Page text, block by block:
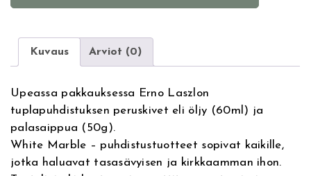
ä
i
e
n
h
n
h
n
t
a
z
o
W
h
i
t
n
i
e
:
Kuvaus Arviot (0)
Upeassa pakkauksessa Erno Laszlon
tuplapuhdistuksen peruskivet eli öljy (60ml) ja
palasaippua (50g).
White Marble – puhdistustuotteet sopivat kaikille,
jotka haluavat tasasävyisen ja kirkkaamman ihon.